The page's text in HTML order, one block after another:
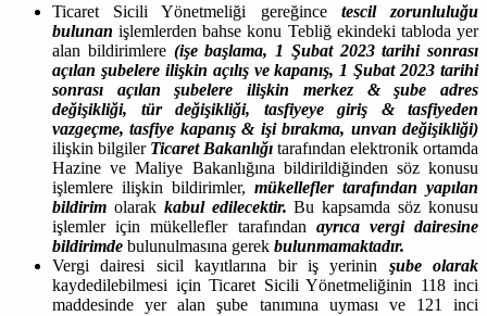
Ticaret Sicili Yönetmeliği gereğince tescil zorunluluğu
bulunan işlemlerden bahse konu Tebliğ ekindeki tabloda yer
alan bildirimlere (işe başlama, 1 Şubat 2023 tarihi sonrası
açılan şubelere ilişkin açılış ve kapanış, 1 Şubat 2023 tarihi
sonrası açılan şubelere ilişkin merkez & şube adres
değişikliği, tür değişikliği, tasfiyeye giriş & tasfiyeden
vazgeçme, tasfiye kapanış & işi bırakma, unvan değişikliği)
ilişkin bilgiler Ticaret Bakanlığı tarafından elektronik ortamda
Hazine ve Maliye Bakanlığına bildirildiğinden söz konusu
işlemlere ilişkin bildirimler, mükellefler tarafından yapılan
bildirim olarak kabul edilecektir. Bu kapsamda söz konusu
işlemler için mükellefler tarafından ayrıca vergi dairesine
bildirimde bulunulmasına gerek bulunmamaktadır.
Vergi dairesi sicil kayıtlarına bir iş yerinin şube olarak
kaydedilebilmesi için Ticaret Sicili Yönetmeliğinin 118 inci
maddesinde yer alan şube tanımına uyması ve 121 inci